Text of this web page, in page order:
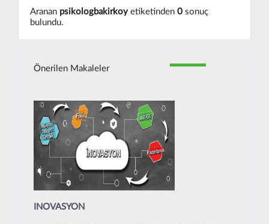
Aranan psikologbakirkoyetiketinden 0sonuç
bulundu.
Önerilen Makaleler
INOVASYON